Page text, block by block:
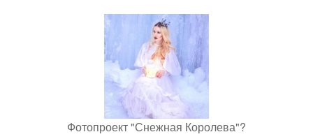
Фотопроект "Снежная Королева"?